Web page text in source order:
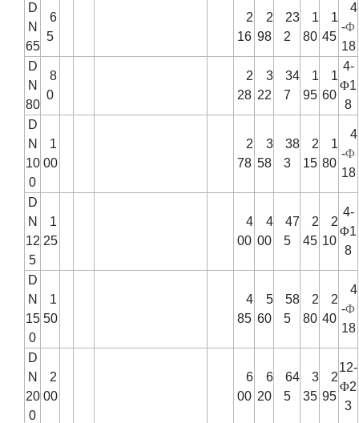
D
N
65
6
5
2
16
2
98
23
2
1
80
1
45
4
-Φ
18
D
N
80
8
0
2
28
3
22
34
7
1
95
1
60
4-
Φ1
8
D
N
10
0
1
00
2
78
3
58
38
3
2
15
1
80
4
-Φ
18
D
N
12
5
1
25
4
00
4
00
47
5
2
45
2
10
4-
Φ1
8
D
N
15
0
1
50
4
85
5
60
58
5
2
80
2
40
4
-Φ
18
D
N
20
0
2
00
6
00
6
20
64
5
3
35
2
95
12-
Φ2
3